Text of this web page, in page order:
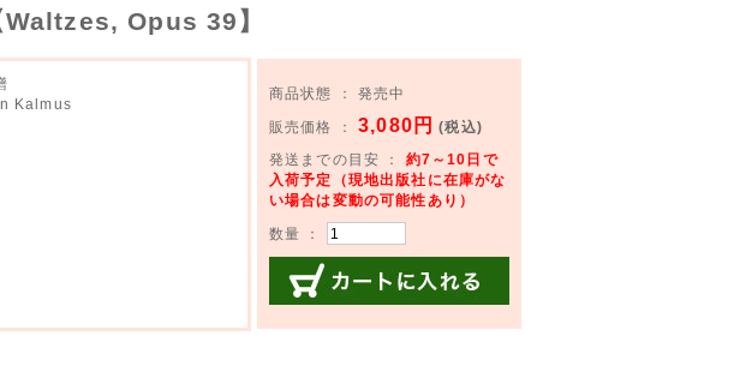
Waltzes, Opus 39】
Kalmus
商品状態 ： 発売中
販売価格 ：3,080円 (税込)
発送までの目安 ： 約7～10日で
入荷予定（現地出版社に在庫がな
い場合は変動の可能性あり）
数量 ：